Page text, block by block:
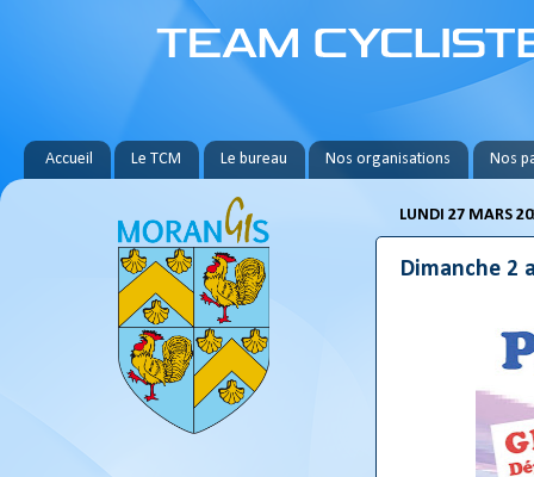
Accueil Le TCM Le bureau Nos organisations Nos
LUNDI 27 MARS
Dimanche 2